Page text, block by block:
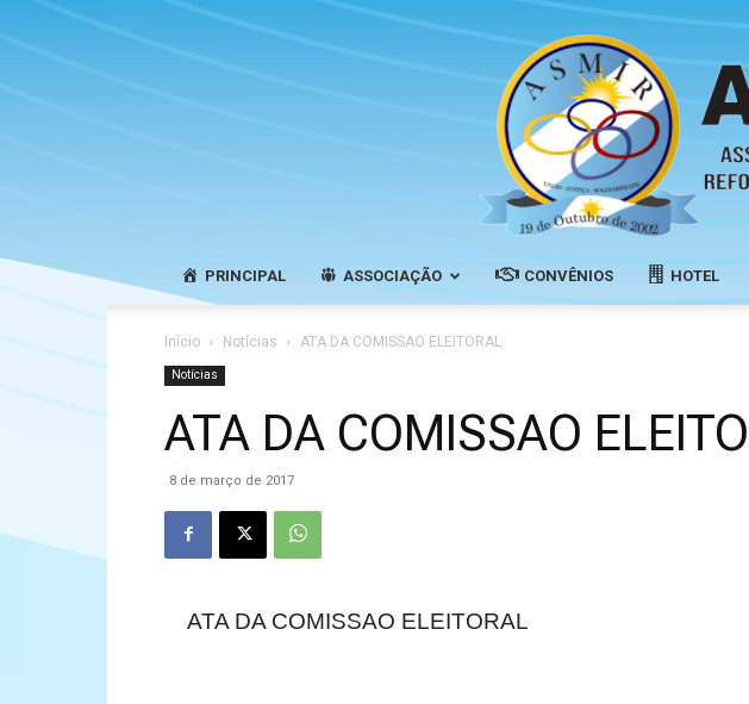
PRINCIPAL ASSOCIAÇÃO CONVÊNIOS HOTEL
Início Notícias ATA DA COMISSAO ELEITORAL
Notícias
ATA DA COMISSAO
8 de março de 2017
ATA DA COMISSAO ELEITORAL